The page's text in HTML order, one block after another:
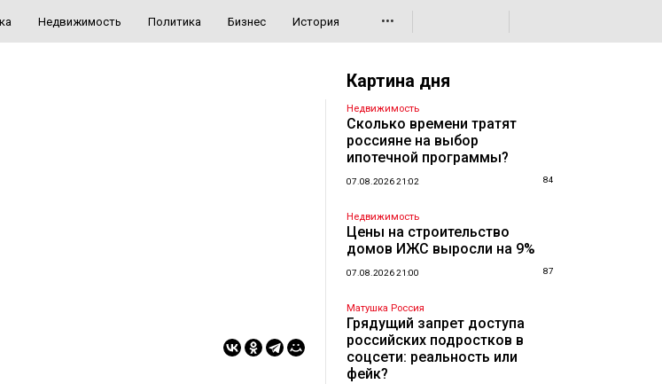
Недвижимость Политика Бизнес История •••
Картина дня
Недвижимость
Сколько времени тратят
россияне на выбор
ипотечной программы?
07.08.2026 21:02 84
Недвижимость
Цены на строительство
домов ИЖС выросли на 9%
07.08.2026 21:00 87
Матушка Россия
Грядущий запрет доступа
российских подростков в
соцсети: реальность или
фейк?